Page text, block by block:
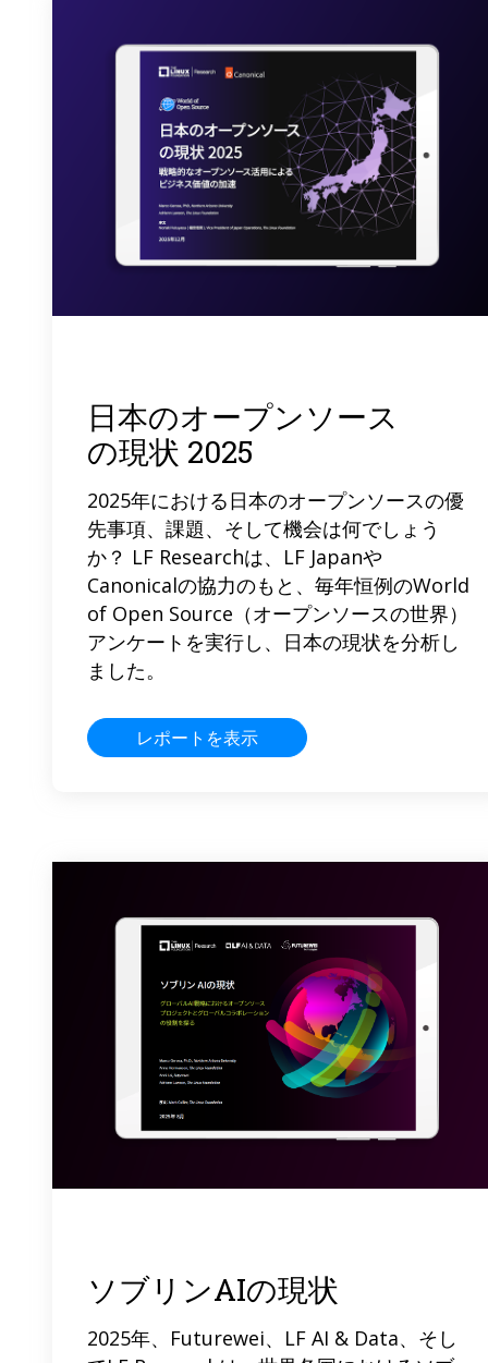
日本のオープンソース
の現状 2025
2025年における日本のオープンソースの優
先事項、課題、そして機会は何でしょう
か？ LF Researchは、LF Japanや
Canonicalの協力のもと、毎年恒例のWorld
of Open Source（オープンソースの世界）
アンケートを実行し、日本の現状を分析し
ました。
レポートを表示
ソブリンAIの現状
2025年、Futurewei、LF AI & Data、そし